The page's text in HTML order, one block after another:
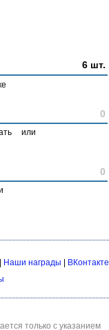
6 шт.
0
или
0
Наши награды
ВКонтакте
только с указанием